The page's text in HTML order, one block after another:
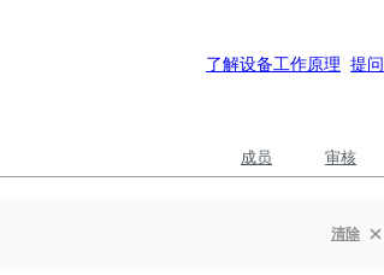
了解设备工作原理 提问
成员 审核
清除